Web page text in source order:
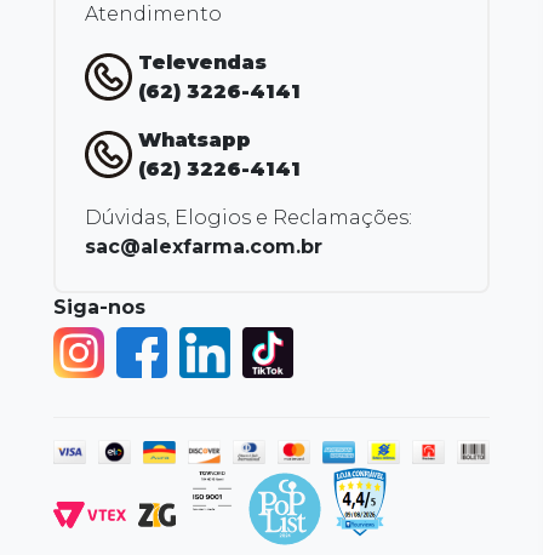
Atendimento
Televendas
(62) 3226-4141
Whatsapp
(62) 3226-4141
Dúvidas, Elogios e Reclamações:
sac@alexfarma.com.br
Siga-nos